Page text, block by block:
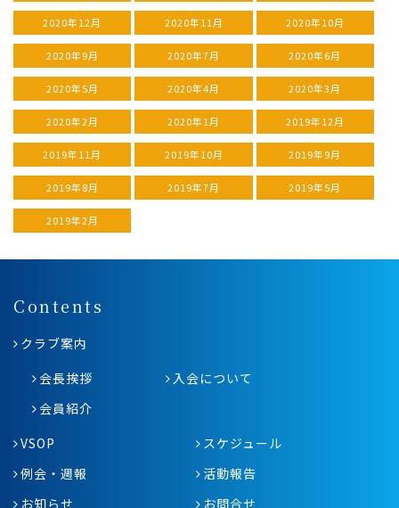
2020年12月 2020年11月 2020年10月
2020年9月 2020年7月 2020年6月
2020年5月 2020年4月 2020年3月
2020年2月 2020年1月 2019年12月
2019年11月 2019年10月 2019年9月
2019年8月 2019年7月 2019年5月
2019年2月
Contents
クラブ案内
会長挨拶
入会について
会員紹介
VSOP
スケジュール
例会・週報
活動報告
お知らせ
お問合せ